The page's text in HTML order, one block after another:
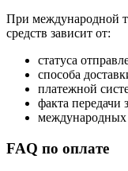
При международной
средств зависит от:
статуса
способа
платежной
факта передачи
международных
FAQ по оплате